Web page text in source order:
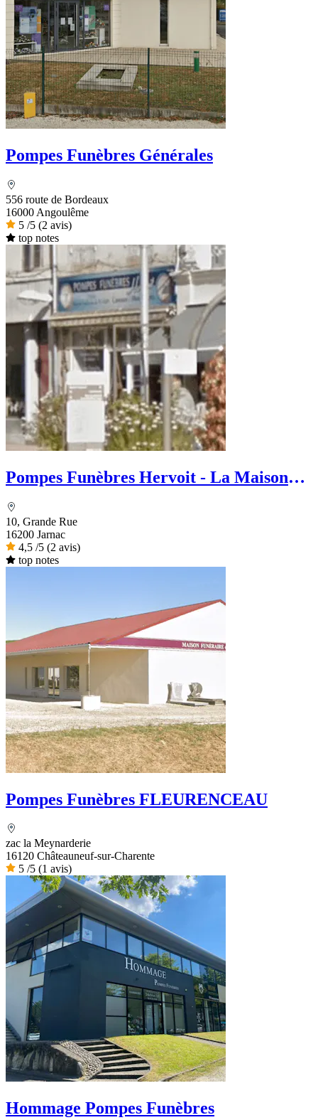
Pompes Funèbres Générales
556 route de Bordeaux
16000 Angoulême
5 /5 (2 avis)
top notes
Pompes Funèbres Hervoit - La Maison
10, Grande Rue
16200 Jarnac
4,5 /5 (2 avis)
top notes
Pompes Funèbres FLEURENCEAU
zac la Meynarderie
16120 Châteauneuf-sur-Charente
5 /5 (1 avis)
Hommage Pompes Funèbres